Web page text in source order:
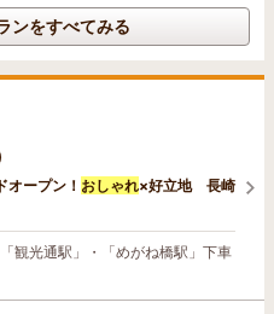
ンをすべてみる
ープン！ おしゃれ×好立地 長崎
観光通駅」・「めがね橋駅」下車